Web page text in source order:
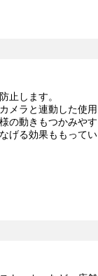
止します。
メラと連動した使用
の動きもつかみやす
げる効果ももってい